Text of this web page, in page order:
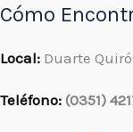
Cómo
Local: Duarte
Teléfono: (0351)